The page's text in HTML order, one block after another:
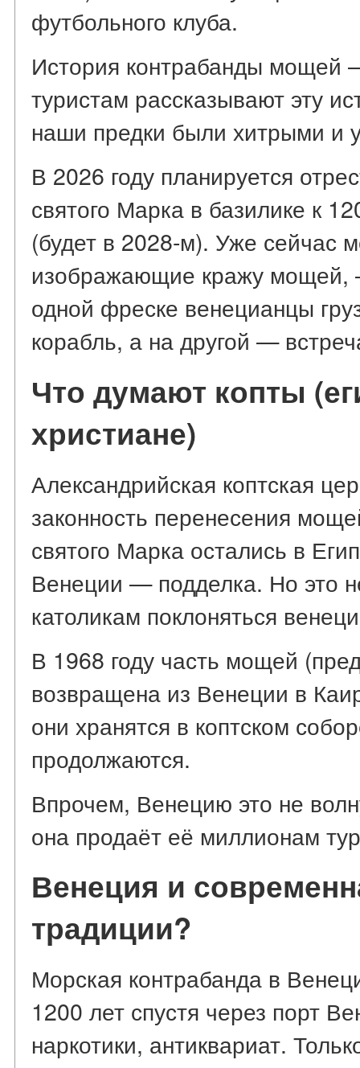
футбольного клуба.
История контрабанды мощей
туристам рассказывают эту
наши предки были хитрыми и
В 2026 году планируется
святого Марка в базилике к
(будет в 2028-м). Уже сейчас
изображающие кражу мощей,
одной фреске венецианцы
корабль, а на другой —
Что думают копты
христиане)
Александрийская коптская
законность перенесения
святого Марка остались в
Венеции — подделка. Но это
католикам поклоняться
В 1968 году часть мощей
возвращена из Венеции в
они хранятся в коптском
продолжаются.
Впрочем, Венецию это не
она продаёт её миллионам
Венеция и
традиции?
Морская контрабанда в
1200 лет спустя через порт
наркотики, антиквариат.